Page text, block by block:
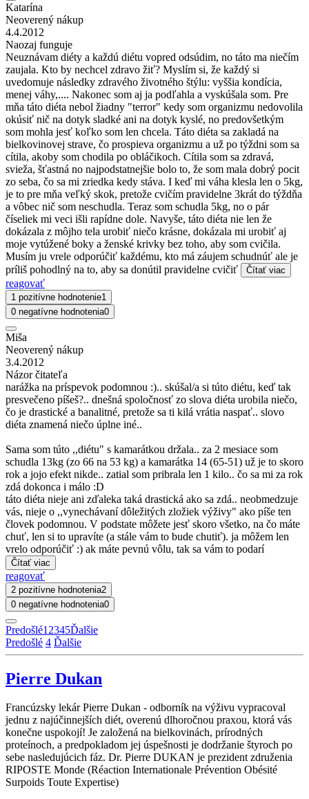
Katarína
Neoverený nákup
4.4.2012
Naozaj funguje
Neuznávam diéty a každú diétu vopred odsúdim, no táto ma niečím
zaujala. Kto by nechcel zdravo žiť? Myslím si, že každý si
uvedomuje následky zdravého životného štýlu: vyššia kondícia,
menej váhy,.... Nakonec som aj ja podľahla a vyskúšala som. Pre
mňa táto diéta nebol žiadny "terror" kedy som organizmu nedovolila
okúsiť nič na dotyk sladké ani na dotyk kyslé, no predovšetkým
som mohla jesť koľko som len chcela. Táto diéta sa zakladá na
bielkovinovej strave, čo prospieva organizmu a už po týždni som sa
cítila, akoby som chodila po obláčikoch. Cítila som sa zdravá,
svieža, šťastná no najpodstatnejšie bolo to, že som mala dobrý pocit
zo seba, čo sa mi zriedka kedy stáva. I keď mi váha klesla len o 5kg,
je to pre mňa veľký skok, pretože cvičím pravidelne 3krát do týždňa
a vôbec nič som neschudla. Teraz som schudla 5kg, no o pár
číseliek mi veci išli rapídne dole. Navyše, táto diéta nie len že
dokázala z môjho tela urobiť niečo krásne, dokázala mi urobiť aj
moje vytúžené boky a ženské krivky bez toho, aby som cvičila.
Musím ju vrele odporúčiť každému, kto má záujem schudnúť ale je
príliš pohodlný na to, aby sa donútil pravidelne cvičiť
Čítať viac
reagovať
1 pozitívne hodnotenie1
0 negatívne hodnotenia0
Miša
Neoverený nákup
3.4.2012
Názor čitateľa
narážka na príspevok podomnou :).. skúšal/a si túto diétu, keď tak
presvečeno píšeš?.. dnešná spoločnosť zo slova diéta urobila niečo,
čo je drastické a banalitné, pretože sa ti kilá vrátia naspať.. slovo
diéta znamená niečo úplne iné..
Sama som túto ,,diétu" s kamarátkou držala.. za 2 mesiace som
schudla 13kg (zo 66 na 53 kg) a kamarátka 14 (65-51) už je to skoro
rok a jojo efekt nikde.. zatial som pribrala len 1 kilo.. čo sa mi za rok
zdá dokonca i málo :D
táto diéta nieje ani zďaleka taká drastická ako sa zdá.. neobmedzuje
vás, nieje o ,,vynechávaní dôležitých zložiek výživy" ako píše ten
človek podomnou. V podstate môžete jesť skoro všetko, na čo máte
chuť, len si to upravíte (a stále vám to bude chutiť). ja môžem len
vrelo odporúčiť :) ak máte pevnú vôlu, tak sa vám to podarí
Čítať viac
reagovať
2 pozitívne hodnotenia2
0 negatívne hodnotenia0
Predošlé1 2345Ďalšie
Predošlé 4 Ďalšie
Pierre Dukan
Francúzsky lekár Pierre Dukan - odborník na výživu vypracoval
jednu z najúčinnejších diét, overenú dlhoročnou praxou, ktorá vás
konečne uspokojí! Je založená na bielkovinách, prírodných
proteínoch, a predpokladom jej úspešnosti je dodržanie štyroch po
sebe nasledujúcich fáz. Dr. Pierre DUKAN je prezident združenia
RIPOSTE Monde (Réaction Internationale Prévention Obésité
Surpoids Toute Expertise)